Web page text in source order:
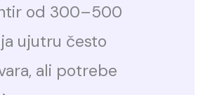
od 300–500
ujutru često
ali potrebe